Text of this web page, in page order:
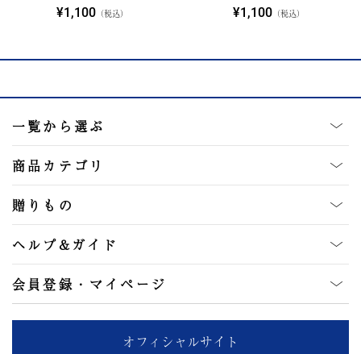
¥1,100 （税込） ¥1,100（税込）
一覧から選ぶ
商品カテゴリ
贈りもの
ヘルプ&ガイド
会員登録・マイページ
オフィシャルサイト